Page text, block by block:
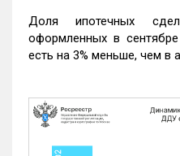
Доля ипотечных
оформленных в
есть на 3% меньше, чем в